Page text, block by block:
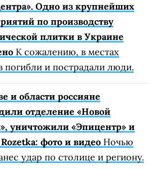
Одно из крупнейших
по производству
плитки в Украине
К сожалению, в местах
погибли и пострадали люди.
и области россияне
отделение «Новой
уничтожили «Эпицентр» и
фото и видео Ночью
удар по столице и региону.